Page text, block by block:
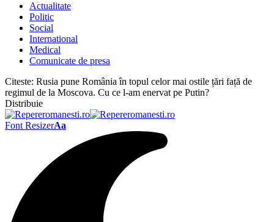
Actualitate
Politic
Social
International
Medical
Comunicate de presa
Citeste: Rusia pune România în topul celor mai ostile țări față de
regimul de la Moscova. Cu ce l-am enervat pe Putin?
Distribuie
Font ResizerAa